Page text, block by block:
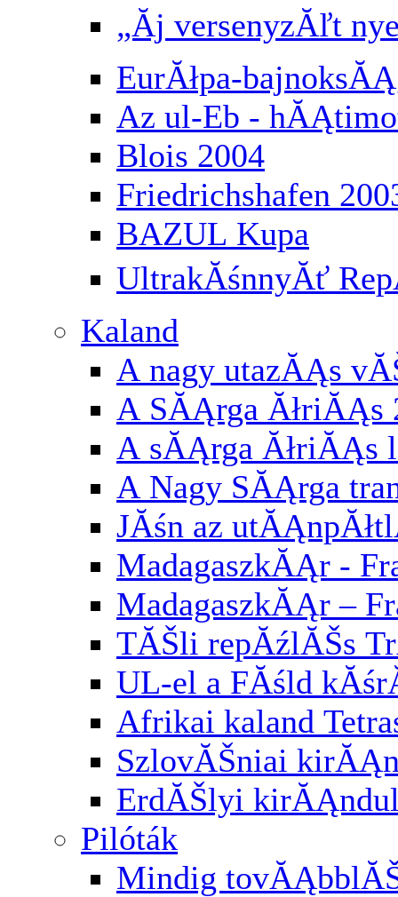
„Ăj versenyzĂľt
EurĂłpa-
Az ul-Eb -
Blois 2004
Friedrichshafen
BAZUL Kupa
UltrakĂśnnyĂť
Kaland
A nagy utazĂĄs
A SĂĄrga ĂłriĂĄs
A sĂĄrga ĂłriĂĄs
A Nagy SĂĄrga
JĂśn az
MadagaszkĂĄr -
MadagaszkĂĄr –
TĂŠli repĂźlĂŠs
UL-el a FĂśld
Afrikai kaland
SzlovĂŠniai
ErdĂŠlyi
Pilóták
Mindig